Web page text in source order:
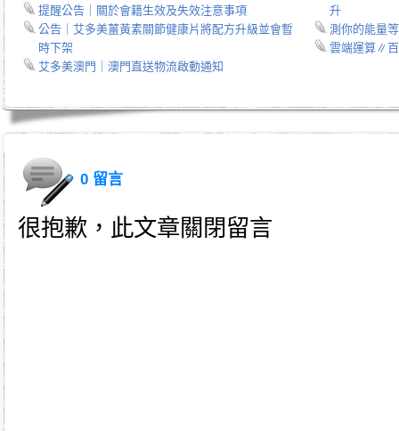
提醒公告｜關於會籍生效及失效注意事項
公告｜艾多美薑黃素關節健康片將配方升級並會暫
時下架
艾多美澳門｜澳門直送物流啟動通知
升
測你的能量
雲端運算∥百
0 留言
很抱歉，此文章關閉留言